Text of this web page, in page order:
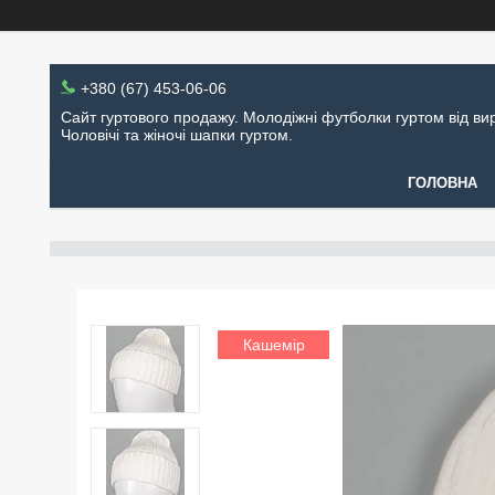
+380 (67) 453-06-06
Сайт гуртового продажу. Молодіжні футболки гуртом від
Чоловічі та жіночі шапки гуртом.
ГОЛОВНА
Кашемір